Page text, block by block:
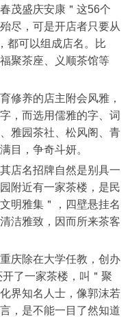
茂盛庆安康＂这56个
尽，可是开店者只要从
都可以组成店名。比
聚茶座、义顺茶馆等
修养的店主附会风雅，
，而选用儒雅的字、词
雅园茶社、松风阁、青
目，争奇斗妍。
店名招牌自然是别具一
附近有一家茶楼，是民
明雅集＂，四壁悬挂名
洁雅致，因而所来茶客
庆除在大学任教，创办
了一家茶楼，叫＂聚
界知名人士，像郭沫若
，是不能一目了然知道